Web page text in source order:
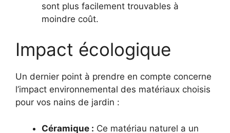
sont plus facilement trouvables à
moindre coût.
Impact écologique
Un dernier point à prendre en compte concerne
l’impact environnemental des matériaux choisis
pour vos nains de jardin :
Céramique : Ce matériau naturel a un